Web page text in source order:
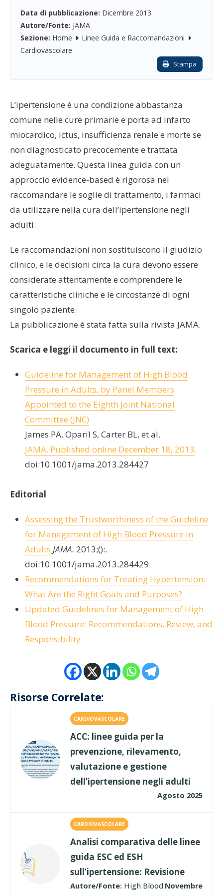
Data di pubblicazione: Dicembre 2013
Autore/Fonte: JAMA
Sezione: Home
Linee Guida e Raccomandazioni
Cardiovascolare
Stampa
L’ipertensione è una condizione abbastanza
comune nelle cure primarie e porta ad infarto
miocardico, ictus, insufficienza renale e morte se
non diagnosticato precocemente e trattata
adeguatamente. Questa linea guida con un
approccio evidence-based è rigorosa nel
raccomandare le soglie di trattamento, i farmaci
da utilizzare nella cura dell’ipertensione negli
adulti.
Le raccomandazioni non sostituiscono il giudizio
clinico, e le decisioni circa la cura devono essere
considerate attentamente e comprendere le
caratteristiche cliniche e le circostanze di ogni
singolo paziente.
La pubblicazione è stata fatta sulla rivista JAMA.
Scarica e leggi il documento in full text:
Guideline for Management of High Blood
Pressure in Adults, by Panel Members
Appointed to the Eighth Joint National
Committee (JNC)
James PA, Oparil S, Carter BL, et al.
JAMA. Published online December 18, 2013.
doi:10.1001/jama.2013.284427
Editorial
Assessing the Trustworthiness of the Guideline
for Management of High Blood Pressure in
Adults JAMA. 2013;():.
doi:10.1001/jama.2013.284429.
Recommendations for Treating Hypertension:
What Are the Right Goals and Purposes?
Updated Guidelines for Management of High
Blood Pressure: Recommendations, Review, and
Responsibility
Risorse Correlate:
CARDIOVASCOLARE
ACC: linee guida per la
prevenzione, rilevamento,
valutazione e gestione
dell’ipertensione negli adulti
Agosto 2025
CARDIOVASCOLARE
Analisi comparativa delle linee
guida ESC ed ESH
sull’ipertensione: Revisione
Autore/Fonte: High Blood Novembre